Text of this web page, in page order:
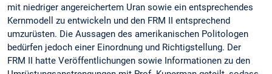
mit niedriger angereichertem Uran sowie ein entsprechendes
Kernmodell zu entwickeln und den FRM II entsprechend
umzurüsten. Die Aussagen des amerikanischen Politologen
bedürfen jedoch einer Einordnung und Richtigstellung. Der
FRM II hatte Veröffentlichungen sowie Informationen zu den